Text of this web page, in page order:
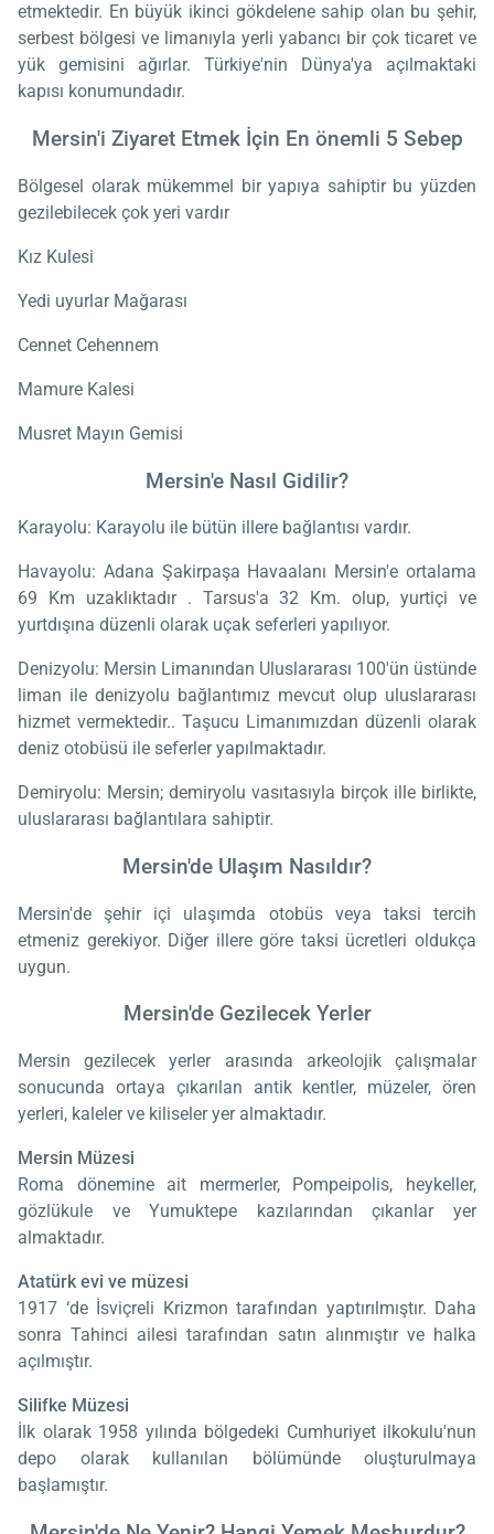
etmektedir. En büyük ikinci gökdelene sahip olan bu şehir,
serbest bölgesi ve limanıyla yerli yabancı bir çok ticaret ve
yük gemisini ağırlar. Türkiye'nin Dünya'ya açılmaktaki
kapısı konumundadır.
Mersin'i Ziyaret Etmek İçin En önemli 5 Sebep
Bölgesel olarak mükemmel bir yapıya sahiptir bu yüzden
gezilebilecek çok yeri vardır
Kız Kulesi
Yedi uyurlar Mağarası
Cennet Cehennem
Mamure Kalesi
Musret Mayın Gemisi
Mersin'e Nasıl Gidilir?
Karayolu: Karayolu ile bütün illere bağlantısı vardır.
Havayolu: Adana Şakirpaşa Havaalanı Mersin'e ortalama
69 Km uzaklıktadır . Tarsus'a 32 Km. olup, yurtiçi ve
yurtdışına düzenli olarak uçak seferleri yapılıyor.
Denizyolu: Mersin Limanından Uluslararası 100'ün üstünde
liman ile denizyolu bağlantımız mevcut olup uluslararası
hizmet vermektedir.. Taşucu Limanımızdan düzenli olarak
deniz otobüsü ile seferler yapılmaktadır.
Demiryolu: Mersin; demiryolu vasıtasıyla birçok ille birlikte,
uluslararası bağlantılara sahiptir.
Mersin'de Ulaşım Nasıldır?
Mersin'de şehir içi ulaşımda otobüs veya taksi tercih
etmeniz gerekiyor. Diğer illere göre taksi ücretleri oldukça
uygun.
Mersin'de Gezilecek Yerler
Mersin gezilecek yerler arasında arkeolojik çalışmalar
sonucunda ortaya çıkarılan antik kentler, müzeler, ören
yerleri, kaleler ve kiliseler yer almaktadır.
Mersin Müzesi
Roma dönemine ait mermerler, Pompeipolis, heykeller,
gözlükule ve Yumuktepe kazılarından çıkanlar yer
almaktadır.
Atatürk evi ve müzesi
1917 ‘de İsviçreli Krizmon tarafından yaptırılmıştır. Daha
sonra Tahinci ailesi tarafından satın alınmıştır ve halka
açılmıştır.
Silifke Müzesi
İlk olarak 1958 yılında bölgedeki Cumhuriyet ilkokulu'nun
depo olarak kullanılan bölümünde oluşturulmaya
başlamıştır.